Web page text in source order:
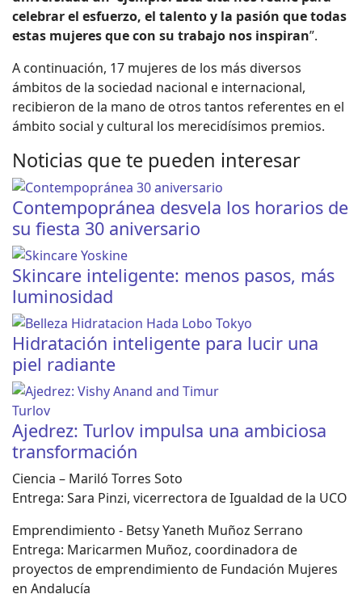
celebrar el esfuerzo, el talento y la pasión que todas
estas mujeres que con su trabajo nos inspiran”.
A continuación, 17 mujeres de los más diversos
ámbitos de la sociedad nacional e internacional,
recibieron de la mano de otros tantos referentes en el
ámbito social y cultural los merecidísimos premios.
Noticias que te pueden interesar
Contempopránea desvela los horarios de
su fiesta 30 aniversario
Skincare inteligente: menos pasos, más
luminosidad
Hidratación inteligente para lucir una
piel radiante
Ajedrez: Turlov impulsa una ambiciosa
transformación
Ciencia – Mariló Torres Soto
Entrega: Sara Pinzi, vicerrectora de Igualdad de la UCO
Emprendimiento - Betsy Yaneth Muñoz Serrano
Entrega: Maricarmen Muñoz, coordinadora de
proyectos de emprendimiento de Fundación Mujeres
en Andalucía